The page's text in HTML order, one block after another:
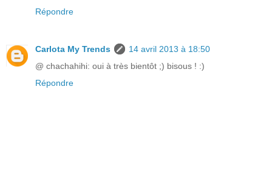
Répondre
Carlota My Trends
14 avril 2013 à 18:50
@ chachahihi: oui à très bientôt ;) bisous ! :)
Répondre